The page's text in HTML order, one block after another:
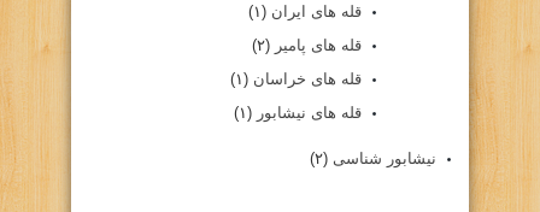
قله های ایران (۱)
قله های پامیر (۲)
قله های خراسان (۱)
قله های نیشابور (۱)
نیشابور شناسی (۲)